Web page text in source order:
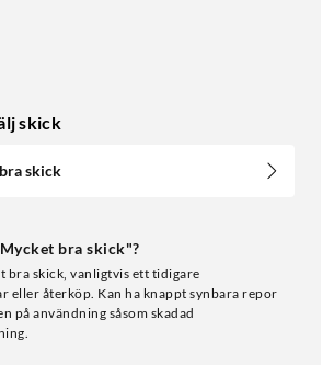
skick
skick
bra skick"?
bra skick, vanligtvis ett tidigare
eller återköp. Kan ha knappt synbara repor
på användning såsom skadad